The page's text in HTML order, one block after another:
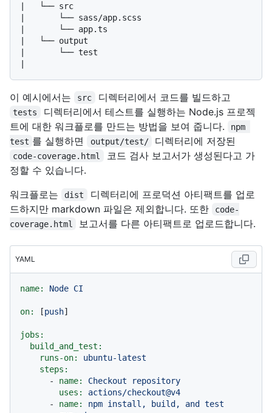
|   └── src
|       └── sass/app.scss
|       └── app.ts
|   └── output
|       └── test
이 예시에서는 src 디렉터리에서 코드를 빌드하고
tests
디렉터리에서 테스트를 실행하는 Node.js 프로젝
트에 대한 워크플로를 만드는 방법을 보여 줍니다.
npm
test 를 실행하면 output/test/ 디렉터리에 저장된
code-coverage.html
코드 검사 보고서가 생성된다고 가
정할 수 있습니다.
워크플로는
dist
디렉터리에 프로덕션 아티팩트를 업로
드하지만 markdown 파일은 제외합니다. 또한
code-
coverage.html
보고서를 다른 아티팩트로 업로드합니다.
YAML
name: Node CI
on: [push]
jobs:
build_and_test:
runs-on:
ubuntu-latest
steps:
-
name: Checkout
repository
uses:
actions/checkout@v4
-
name: npm install, build, and test